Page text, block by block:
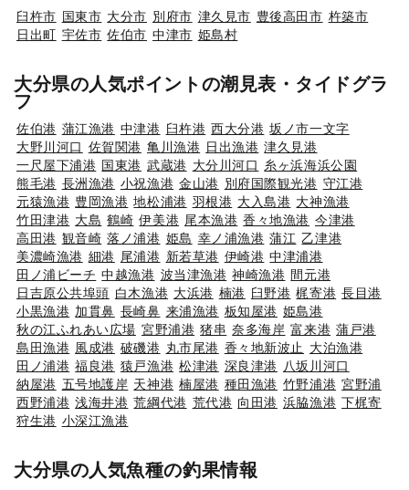
臼杵市 国東市 大分市 別府市 津久見市 豊後高田市 杵築市
日出町 宇佐市 佐伯市 中津市 姫島村
大分県の人気ポイントの潮見表・タイドグラ
フ
佐伯港 蒲江漁港 中津港 臼杵港 西大分港 坂ノ市一文字
大野川河口 佐賀関港 亀川漁港 日出漁港 津久見港
一尺屋下浦港 国東港 武蔵港 大分川河口 糸ヶ浜海浜公園
熊毛港 長洲漁港 小祝漁港 金山港 別府国際観光港 守江港
元猿漁港 豊岡漁港 地松浦港 羽根港 大入島港 大神漁港
竹田津港 大島 鶴崎 伊美港 尾本漁港 香々地漁港 今津港
高田港 観音崎 落ノ浦港 姫島 幸ノ浦漁港 蒲江 乙津港
美濃崎漁港 細港 尾浦港 新若草港 伊崎港 中津浦港
田ノ浦ビーチ 中越漁港 波当津漁港 神崎漁港 間元港
日吉原公共埠頭 白木漁港 大浜港 楠港 臼野港 梶寄港 長目港
小黒漁港 加貫鼻 長崎鼻 来浦漁港 板知屋港 姫島港
秋の江ふれあい広場 宮野浦港 猪串 奈多海岸 富来港 蒲戸港
島田漁港 風成港 破磯港 丸市尾港 香々地新波止
大泊漁港
田ノ浦港 福良港 猿戸漁港 松津港 深良津港 八坂川河口
納屋港 五号地護岸 天神港 楠屋港 種田漁港 竹野浦港 宮野浦
西野浦港 浅海井港 荒綱代港 荒代港 向田港 浜脇漁港 下梶寄
狩生港 小深江漁港
大分県の人気魚種の釣果情報